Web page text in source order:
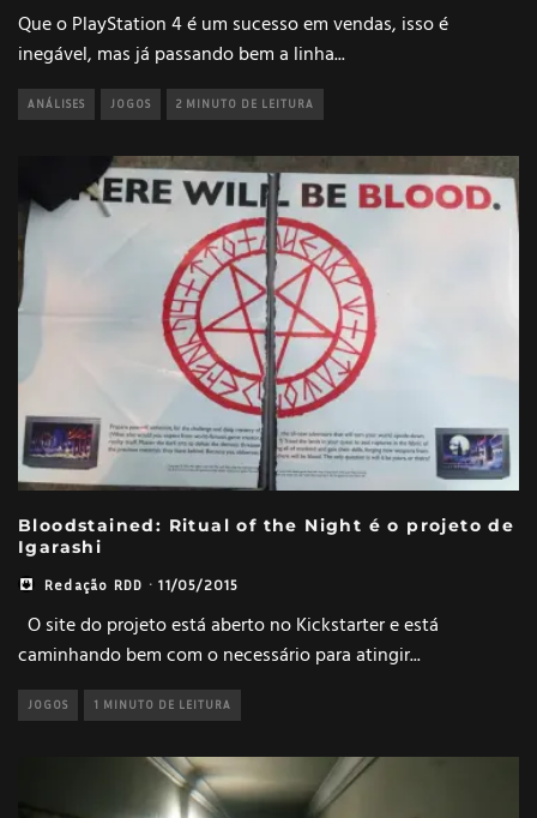
Que o PlayStation 4 é um sucesso em vendas, isso é
inegável, mas já passando bem a linha...
ANÁLISES JOGOS 2 MINUTO DE LEITURA
Bloodstained: Ritual of the Night é o projeto de
Igarashi
Redação RDD · 11/05/2015
O site do projeto está aberto no Kickstarter e está
caminhando bem com o necessário para atingir...
JOGOS 1 MINUTO DE LEITURA